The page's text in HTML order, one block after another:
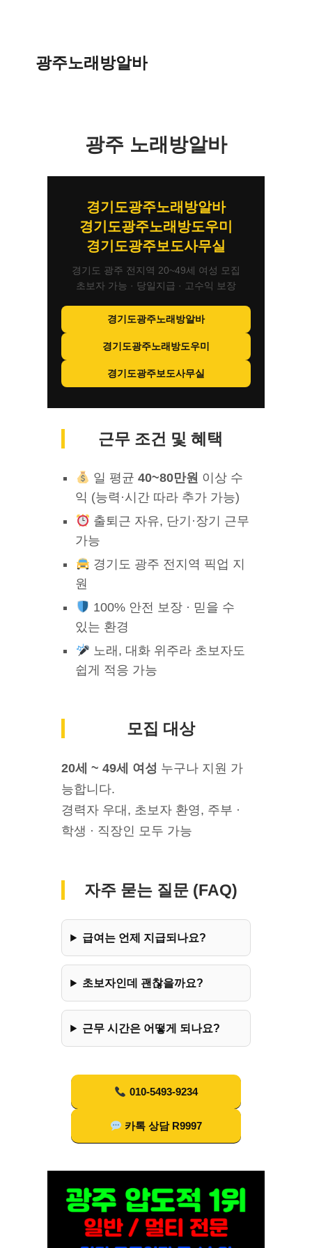
광주노래방알바
광주 노래방알바
경기도광주노래방알바
경기도광주노래방도우미
경기도광주보도사무실
경기도 광주 전지역 20~49세 여성 모집
초보자 가능 · 당일지급 · 고수익 보장
경기도광주노래방알바
경기도광주노래방도우미
경기도광주보도사무실
근무 조건 및 혜택
일 평균 40~80만원 이상 수
익 (능력·시간 따라 추가 가능)
출퇴근 자유, 단기·장기 근무
가능
경기도 광주 전지역 픽업 지
원
100% 안전 보장 · 믿을 수
있는 환경
노래, 대화 위주라 초보자도
쉽게 적응 가능
모집 대상
20세 ~ 49세 여성 누구나 지원 가
능합니다.
경력자 우대, 초보자 환영, 주부 ·
학생 · 직장인 모두 가능
자주 묻는 질문 (FAQ)
급여는 언제 지급되나요?
초보자인데 괜찮을까요?
근무 시간은 어떻게 되나요?
010-5493-9234
카톡 상담 R9997